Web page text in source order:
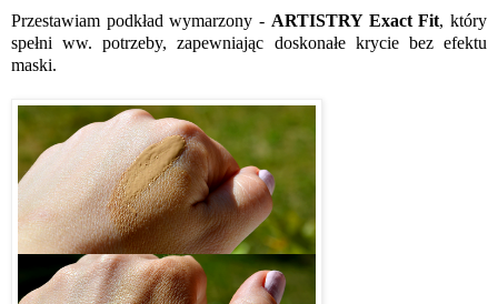
Przestawiam podkład wymarzony - ARTISTRY Exact Fit, który
spełni ww. potrzeby, zapewniając doskonałe krycie bez efektu
maski.